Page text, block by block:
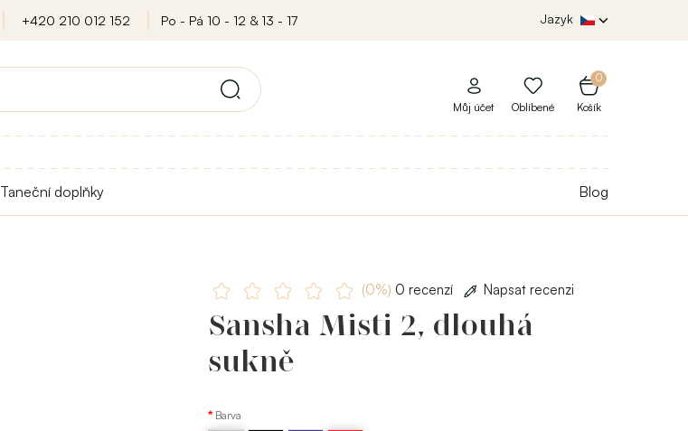
+420 210 012 152 Po - Pá 10 - 12 & 13 - 17 Jazyk
0
Košík
Můj účet Oblíbené
Taneční doplňky Blog
(0%) 0 recenzí Napsat recenzi
Sansha Misti 2, dlouhá
sukně
Barva